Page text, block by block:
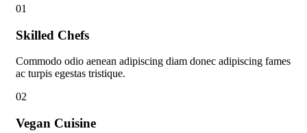
01
Skilled Chefs
Commodo odio aenean adipiscing diam donec adipiscing fames
ac turpis egestas tristique.
02
Vegan Cuisine